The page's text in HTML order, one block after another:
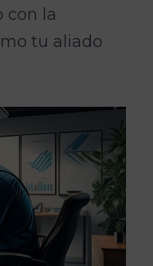
con la
tu aliado